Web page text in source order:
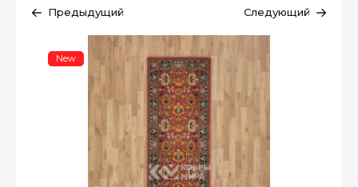
Предыдущий Следующий
New